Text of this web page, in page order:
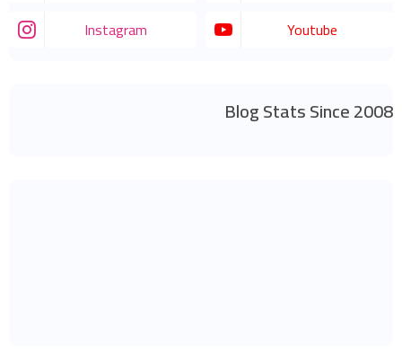
Instagram
Youtube
Blog Stats Since 2008